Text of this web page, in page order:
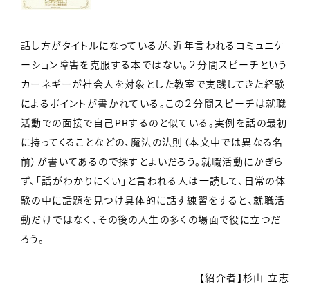
話し方がタイトルになっているが、近年言われるコミュニケ
ーション障害を克服する本ではない。２分間スピーチという
カーネギーが社会人を対象とした教室で実践してきた経験
によるポイントが書かれている。この２分間スピーチは就職
活動での面接で自己PRするのと似ている。実例を話の最初
に持ってくることなどの、魔法の法則（本文中では異なる名
前）が書いてあるので探すとよいだろう。就職活動にかぎら
ず、「話がわかりにくい」と言われる人は一読して、日常の体
験の中に話題を見つけ具体的に話す練習をすると、就職活
動だけではなく、その後の人生の多くの場面で役に立つだ
ろう。
【紹介者】杉山 立志